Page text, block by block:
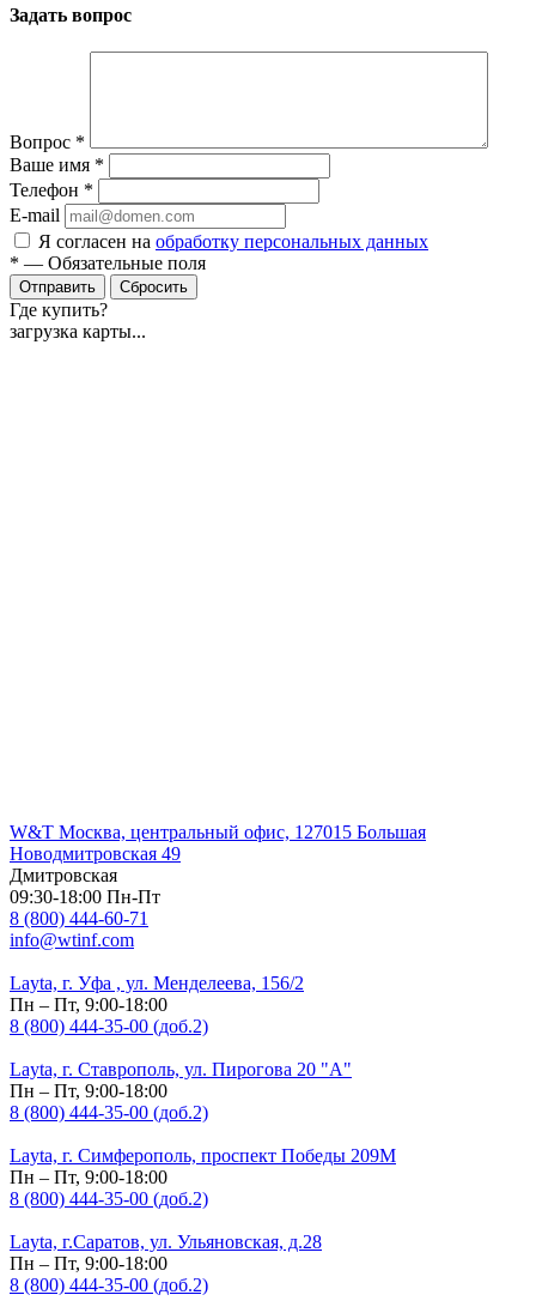
Задать вопрос
Вопрос *
Ваше имя *
Телефон *
E-mail
Я согласен на обработку персональных данных
* — Обязательные поля
Отправить Сбросить
Где купить?
загрузка карты...
W&T Москва, центральный офис, 127015 Большая
Новодмитровская 49
Дмитровская
09:30-18:00 Пн-Пт
8 (800) 444-60-71
info@wtinf.com
Layta, г. Уфа , ул. Менделеева, 156/2
Пн – Пт, 9:00-18:00
8 (800) 444-35-00 (доб.2)
Layta, г. Ставрополь, ул. Пирогова 20 "А"
Пн – Пт, 9:00-18:00
8 (800) 444-35-00 (доб.2)
Layta, г. Симферополь, проспект Победы 209М
Пн – Пт, 9:00-18:00
8 (800) 444-35-00 (доб.2)
Layta, г.Саратов, ул. Ульяновская, д.28
Пн – Пт, 9:00-18:00
8 (800) 444-35-00 (доб.2)